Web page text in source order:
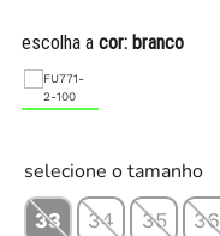
escolha a cor: branco
selecione o tamanho
33 34 35 36